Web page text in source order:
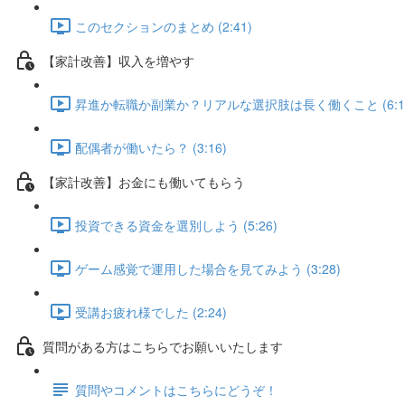
このセクションのまとめ (2:41)
【家計改善】収入を増やす
昇進か転職か副業か？リアルな選択肢は長く働くこと
配偶者が働いたら？ (3:16)
【家計改善】お金にも働いてもらう
投資できる資金を選別しよう (5:26)
ゲーム感覚で運用した場合を見てみよう (3:28)
受講お疲れ様でした (2:24)
質問がある方はこちらでお願いいたします
質問やコメントはこちらにどうぞ！